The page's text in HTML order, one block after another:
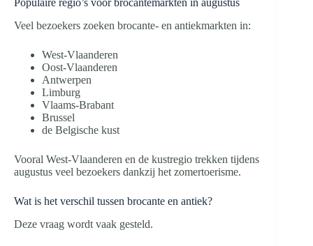
Populaire regio’s voor brocantemarkten in augustus
Veel bezoekers zoeken brocante- en antiekmarkten in:
West-Vlaanderen
Oost-Vlaanderen
Antwerpen
Limburg
Vlaams-Brabant
Brussel
de Belgische kust
Vooral West-Vlaanderen en de kustregio trekken tijdens
augustus veel bezoekers dankzij het zomertoerisme.
Wat is het verschil tussen brocante en antiek?
Deze vraag wordt vaak gesteld.